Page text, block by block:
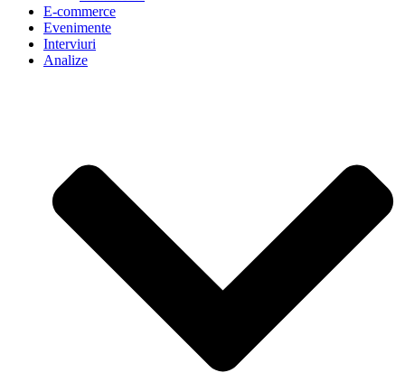
E-commerce
Evenimente
Interviuri
Analize